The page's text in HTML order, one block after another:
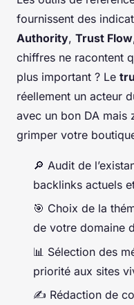
fournissent des
Authority, Trust Flow
chiffres ne racontent
plus important ? Le
réellement un acteur
avec un bon DA mais
grimper votre
🔎 Audit de
backlinks actuels
🎯 Choix de la
de votre domaine
📊 Sélection des
priorité aux sites
✍️ Rédaction de